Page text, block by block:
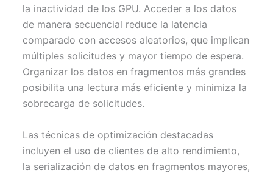
la inactividad de los GPU. Acceder a los datos
de manera secuencial reduce la latencia
comparado con accesos aleatorios, que implican
múltiples solicitudes y mayor tiempo de espera.
Organizar los datos en fragmentos más grandes
posibilita una lectura más eficiente y minimiza la
sobrecarga de solicitudes.
Las técnicas de optimización destacadas
incluyen el uso de clientes de alto rendimiento,
la serialización de datos en fragmentos mayores,